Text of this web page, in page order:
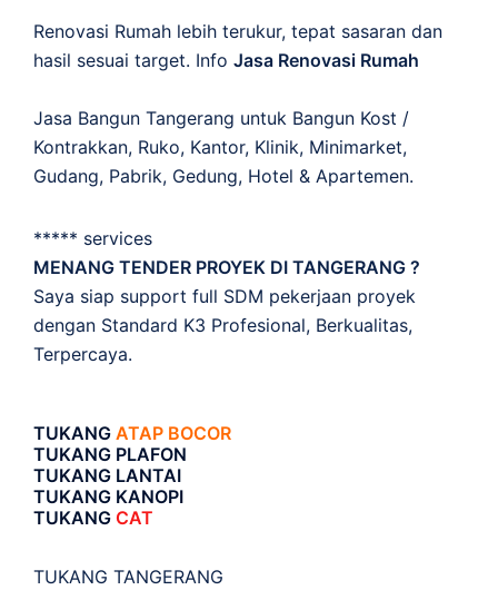
Renovasi Rumah lebih terukur, tepat sasaran dan
hasil sesuai target. Info Jasa Renovasi Rumah
Jasa Bangun Tangerang untuk Bangun Kost /
Kontrakkan, Ruko, Kantor, Klinik, Minimarket,
Gudang, Pabrik, Gedung, Hotel & Apartemen.
***** services
MENANG TENDER PROYEK DI TANGERANG ?
Saya siap support full SDM pekerjaan proyek
dengan Standard K3 Profesional, Berkualitas,
Terpercaya.
TUKANG ATAP BOCOR
TUKANG PLAFON
TUKANG LANTAI
TUKANG KANOPI
TUKANG CAT
TUKANG TANGERANG